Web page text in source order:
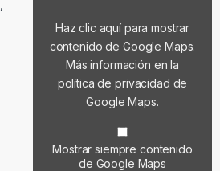
Haz clic aquí para mostrar
contenido de Google Maps.
Más información en la
política de privacidad de
Google Maps.
Mostrar siempre contenido
de Google Maps